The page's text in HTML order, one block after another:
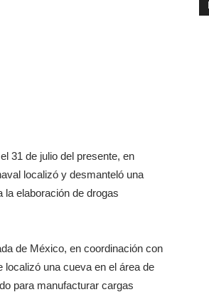
31 de julio del presente, en
localizó y desmanteló una
elaboración de drogas
de México, en coordinación con
localizó una cueva en el área de
para manufacturar cargas